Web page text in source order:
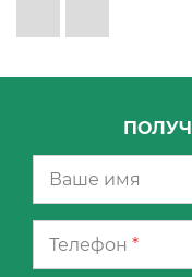
Телефон *